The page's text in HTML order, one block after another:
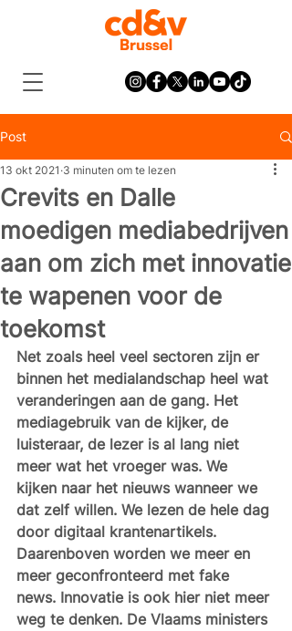
Post
Crevits en Dalle
moedigen mediabedrijven
aan om zich met innovatie
te wapenen voor de
toekomst
13 okt 2021 3 minuten om te lezen
Net zoals heel veel sectoren zijn er
binnen het medialandschap heel wat
veranderingen aan de gang. Het
mediagebruik van de kijker, de
luisteraar, de lezer is al lang niet
meer wat het vroeger was. We
kijken naar het nieuws wanneer we
dat zelf willen. We lezen de hele dag
door digitaal krantenartikels.
Daarenboven worden we meer en
meer geconfronteerd met fake
news. Innovatie is ook hier niet meer
weg te denken. De Vlaams ministers